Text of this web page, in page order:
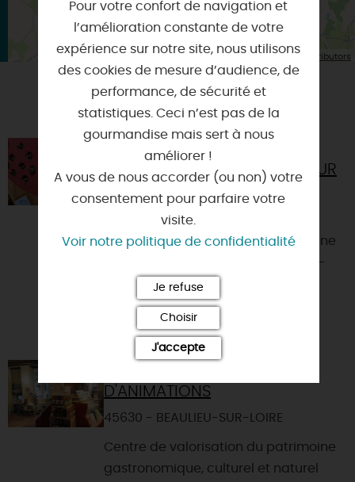
| Map data © OpenStreetMap contributors
VOUS AIMEREZ AUSSI
MAISON DU TERROIR ET
D'ANIMATIONS DE BEAULIEU SUR
LOIRE
Centre de valorisation du patrimoine
gastronomique local et des savoir-
faire artisanaux, culturel et naturel
ayant pour objectif...
D'ANIMATIONS
45630 - BEAULIEU-SUR-LOIRE
Centre de valorisation du patrimoine
gastronomique, culturel et naturel
Pour votre confort de navigation et
l’amélioration constante de votre
expérience sur notre site, nous utilisons
des cookies de mesure d’audience, de
performance, de sécurité et
statistiques. Ceci n’est pas de la
gourmandise mais sert à nous
améliorer !
A vous de nous accorder (ou non) votre
consentement pour parfaire votre
visite.
Voir notre politique de confidentialité
Je refuse
Choisir
J'accepte